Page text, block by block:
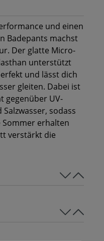
und einen
Badepants machst
Der glatte Micro-
unterstützt
und lässt dich
gleiten. Dabei ist
gegenüber UV-
sodass
erhalten
verstärkt die